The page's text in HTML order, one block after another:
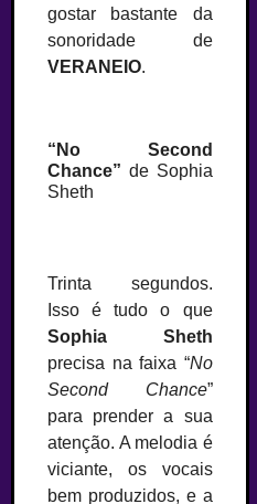
gostar bastante da
sonoridade de
VERANEIO.
“No Second
Chance” de Sophia
Sheth
Trinta segundos.
Isso é tudo o que
Sophia Sheth
precisa na faixa “No
Second Chance”
para prender a sua
atenção. A melodia é
viciante, os vocais
bem produzidos, e a